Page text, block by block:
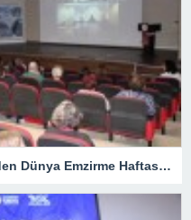
Lüleburgaz Devlet Hastanesi’nden Dünya Emzirme Haftası Katılımı